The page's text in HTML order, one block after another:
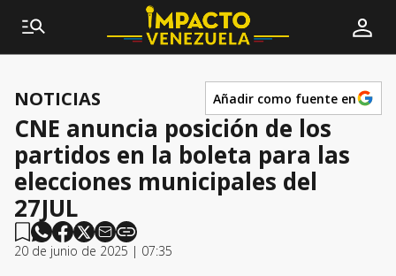
NOTICIAS Añadir como fuente en
CNE anuncia posición de los
partidos en la boleta para las
elecciones municipales del
27JUL
20 de junio de 2025 | 07:35